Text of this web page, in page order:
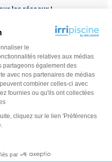
le
relatives aux médias
partageons également des
avec nos partenaires de médias
combiner celles-ci avec
fournies ou qu'ils ont collectées
cliquez sur le lien 'Préférences
par
les réseaux !
surtaxé)
- 13 hà14 h - 18 h ou contactez-